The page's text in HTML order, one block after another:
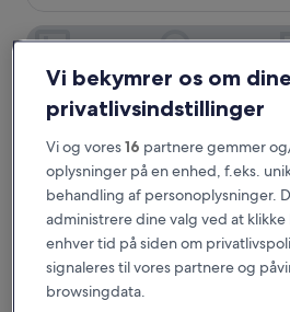
anmeldelser)
Zlatá Lípa
Zlatá Lípa
Zlatá Lípa
Vi bekymrer os om dine
privatlivsindstillinger
Vi og vores16 partnere gemmer
oplysninger på en enhed, f.eks.
behandling af personoplysninger.
administrere dine valg ved at
enhver tid på siden om
signaleres til vores partnere og
browsingdata.